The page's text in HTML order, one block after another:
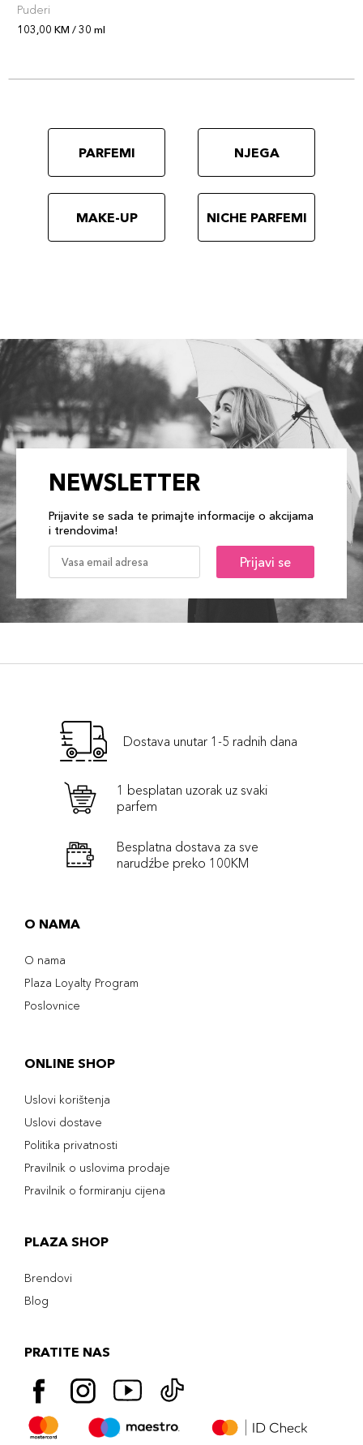
Puderi
103,00 KM / 30 ml
PARFEMI NJEGA
MAKE-UP NICHE PARFEMI
NEWSLETTER
Prijavite se sada te primajte informacije o akcijama
i trendovima!
Prijavi se
Dostava unutar 1-5 radnih dana
1 besplatan uzorak uz svaki
parfem
Besplatna dostava za sve
narudźbe preko 100KM
O NAMA
O nama
Plaza Loyalty Program
Poslovnice
ONLINE SHOP
Uslovi korištenja
Uslovi dostave
Politika privatnosti
Pravilnik o uslovima prodaje
Pravilnik o formiranju cijena
PLAZA SHOP
Brendovi
Blog
PRATITE NAS